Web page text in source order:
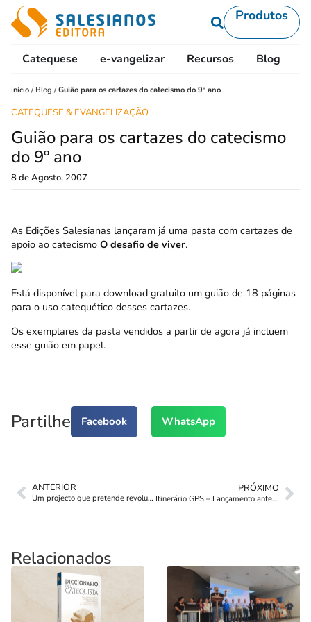
Produtos
Catequese e-vangelizar Recursos Blog
Início / Blog /Guião para os cartazes do catecismo do 9º ano
CATEQUESE & EVANGELIZAÇÃO
Guião para os cartazes do catecismo
do 9º ano
8 de Agosto, 2007
As Edições Salesianas lançaram já uma pasta com cartazes de
apoio ao catecismo O desafio de viver.
Está disponível para download gratuito um guião de 18 páginas
para o uso catequético desses cartazes.
Os exemplares da pasta vendidos a partir de agora já incluem
esse guião em papel.
Partilhe Facebook WhatsApp
ANTERIOR
Um projecto que pretende revolucionar a Pastoral Juvenil
PRÓXIMO
Itinerário GPS – Lançamento antecipado
Relacionados